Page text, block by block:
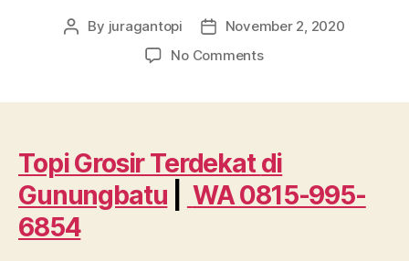
Post
By juragantopi
PostNovember 2, 2020
No Commentson
Gunungbatu
WA
0815
Topi Grosir Terdekat di
Gunungbatu
WA 0815-995-
6854